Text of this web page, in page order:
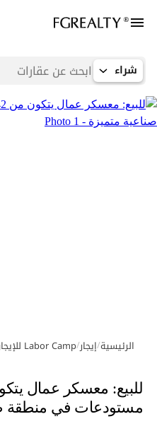
شراء
معرض الصور
الرئيسية/إيجار/Labor Camp للإيجار في المنطقة الصناعية
مستودعات في منطقة